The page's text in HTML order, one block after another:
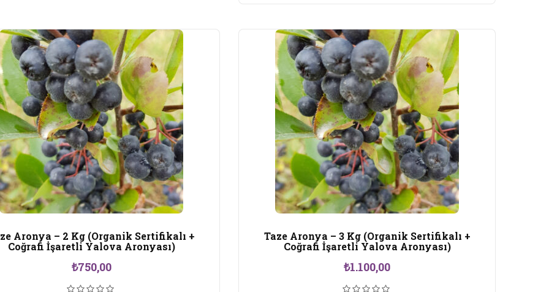
Aronya – 2 Kg (Organik Sertifikalı +
Coğrafi İşaretli Yalova Aronyası)
₺750,00
Taze Aronya – 3 Kg (Organik Sertifikalı +
Coğrafi İşaretli Yalova Aronyası)
₺1.100,00